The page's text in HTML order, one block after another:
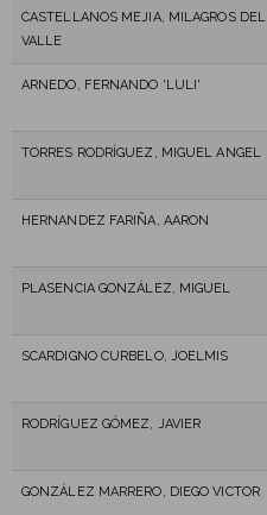
CASTELLANOS MEJIA, MILAGROS DEL
VALLE
ARNEDO, FERNANDO 'LULI'
TORRES RODRÍGUEZ, MIGUEL ANGEL
HERNANDEZ FARIÑA, AARON
PLASENCIA GONZÁLEZ, MIGUEL
SCARDIGNO CURBELO, JOELMIS
RODRÍGUEZ GÓMEZ, JAVIER
GONZÁLEZ MARRERO, DIEGO VICTOR